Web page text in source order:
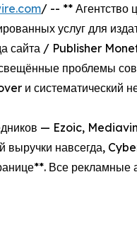
/ -- ** Агентство
услуг для
сайта / Publisher
проблемы
и систематический
— Ezoic,
навсегда,
Все